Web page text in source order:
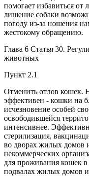
помогает избавиться от
лишение собаки
погоду из-за ношения
жестокому обращению.
Глава 6 Статья 30.
животных
Пункт 2.1
Отменить отлов кошек.
эффективен - кошки на
исчезновение особей
освободившейся
интенсивнее.
стерилизация,
во дворах жилых домов
некоммерческих
для проживания кошек в
подвалах жилых домов